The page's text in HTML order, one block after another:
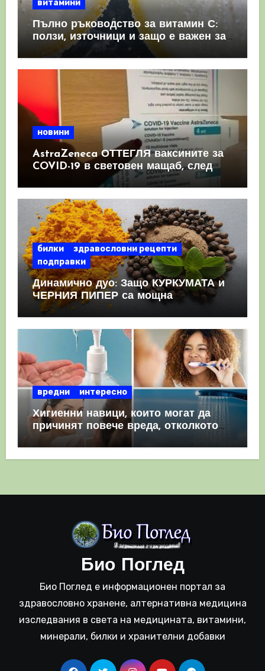
витамини
Пълно ръководство за витамин С:
ползи, източници и защо е важен за
имунната система
новини
AstraZeneca ОТТЕГЛЯ ваксините за
COVID-19 в световен мащаб, след
като призна, че те причиняват
билки
здравословни рецепти
подправки
Динамично дуо: Защо КУРКУМАТА и
ЧЕРНИЯ ПИПЕР са мощна
комбинация
вредни интересно
Хигиенни навици, които могат да
причинят повече вреда, отколкото
полза
Био Поглед
Био Поглед е информационен портал за
здравословно хранене, алтернативна медицина
изследвания в света на медицината, витамини,
минерали, билки и хранителни добавки